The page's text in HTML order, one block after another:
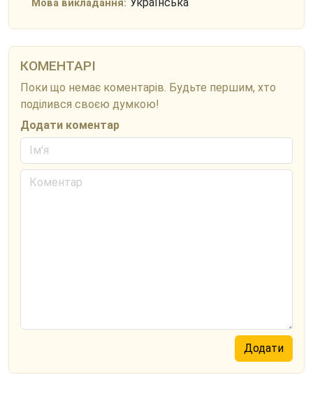
Мова викладання:
КОМЕНТАРІ
Поки що немає коментарів. Будьте першим, хто
поділився своєю думкою!
Додати коментар